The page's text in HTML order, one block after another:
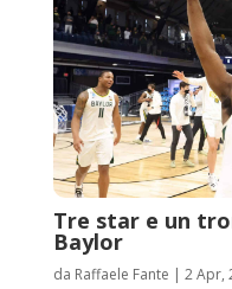
Tre star e un
Baylor
da Raffaele Fante | 2 Apr,